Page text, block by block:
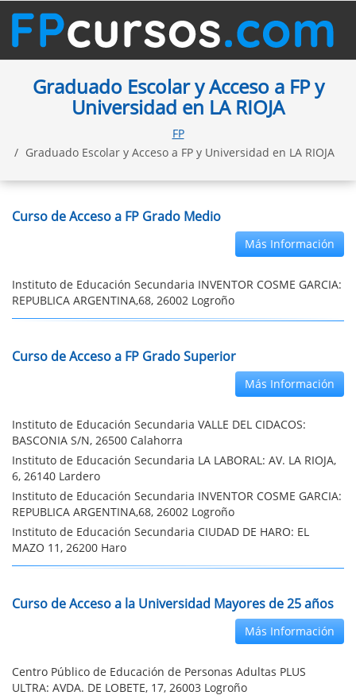
Graduado Escolar y Acceso a FP y
Universidad en LA RIOJA
FP
Graduado Escolar y Acceso a FP y Universidad en LA RIOJA
Curso de Acceso a FP Grado Medio
Más Información
Instituto de Educación Secundaria INVENTOR COSME GARCIA:
REPUBLICA ARGENTINA,68, 26002 Logroño
Curso de Acceso a FP Grado Superior
Más Información
Instituto de Educación Secundaria VALLE DEL CIDACOS:
BASCONIA S/N, 26500 Calahorra
Instituto de Educación Secundaria LA LABORAL: AV. LA RIOJA,
6, 26140 Lardero
Instituto de Educación Secundaria INVENTOR COSME GARCIA:
REPUBLICA ARGENTINA,68, 26002 Logroño
Instituto de Educación Secundaria CIUDAD DE HARO: EL
MAZO 11, 26200 Haro
Curso de Acceso a la Universidad Mayores de 25 años
Más Información
Centro Público de Educación de Personas Adultas PLUS
ULTRA: AVDA. DE LOBETE, 17, 26003 Logroño